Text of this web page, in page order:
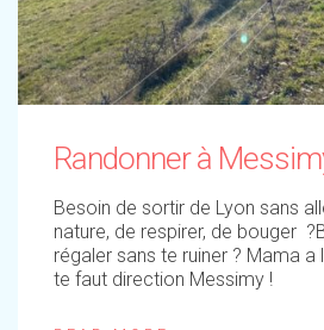
Randonner à
Besoin de sortir de Lyon sans
nature, de respirer, de bouger
régaler sans te ruiner ? Mama a
te faut direction Messimy !